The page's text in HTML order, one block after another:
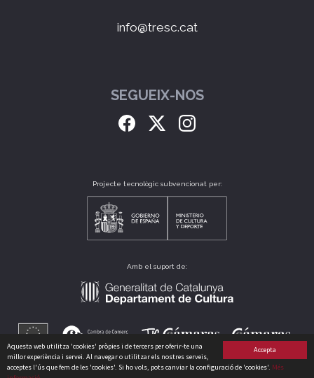
Accepta
Aquesta web utilitza 'cookies' pròpies i de tercers per oferir-te una
millor experiència i servei. Al navegar o utilitzar els nostres serveis,
acceptes l'ús que fem de les 'cookies'. Si ho vols, pots canviar la configuració de 'cookies'. Més
info@tresc.cat
SEGUEIX-NOS
Projecte tecnològic subvencionat per:
Amb el suport de: